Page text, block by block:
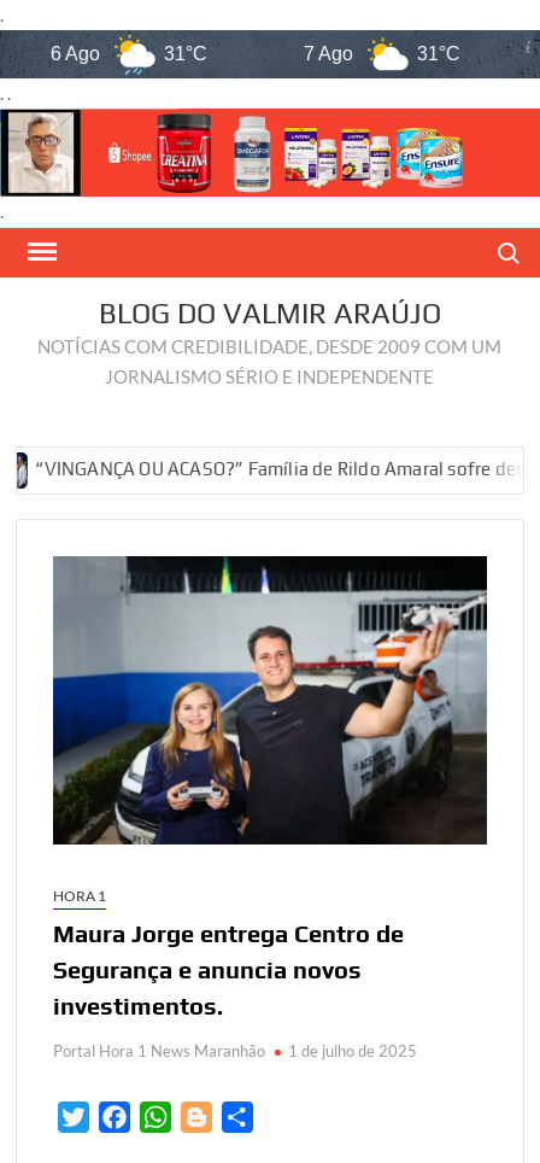
.
6 Ago 31°C 7 Ago 31°C 8
. .
.
Skip
BLOG DO VALMIR ARAÚJO
NOTÍCIAS COM CREDIBILIDADE, DESDE 2009 COM UM
JORNALISMO SÉRIO E INDEPENDENTE
OU ACASO?” Família de Rildo Amaral sofre derrotas
HORA 1
Maura Jorge entrega Centro de
Segurança e anuncia novos
investimentos.
Portal Hora 1 News Maranhão 1 de julho de 2025
W